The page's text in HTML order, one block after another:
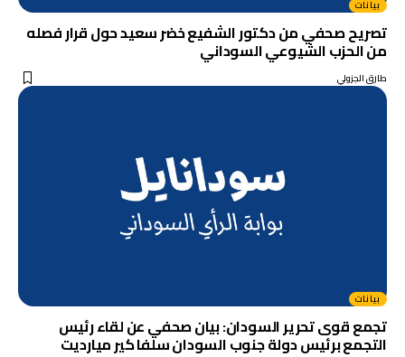
بيانات
تصريح صحفي من دكتور الشفيع خضر سعيد حول قرار فصله
من الحزب الشيوعي السوداني
طارق الجزولي
بيانات
تجمع قوى تحرير السودان: بيان صحفي عن لقاء رئيس
التجمع برئيس دولة جنوب السودان سلفا كير ميارديت